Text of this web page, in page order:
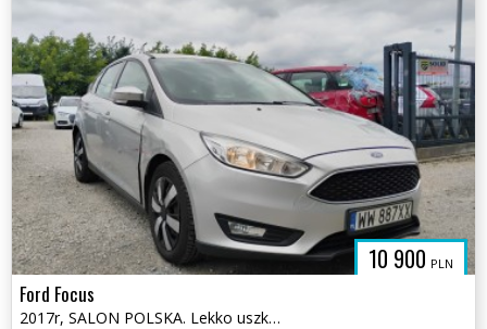
10 900 PLN
Ford Focus
2017r, SALON POLSKA. Lekko uszkodzone boki. Jeździ.